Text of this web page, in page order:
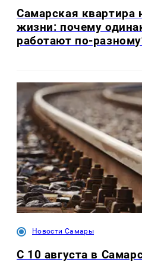
Самарская квартира
жизни: почему
работают по-
Новости Самары
С 10 августа в